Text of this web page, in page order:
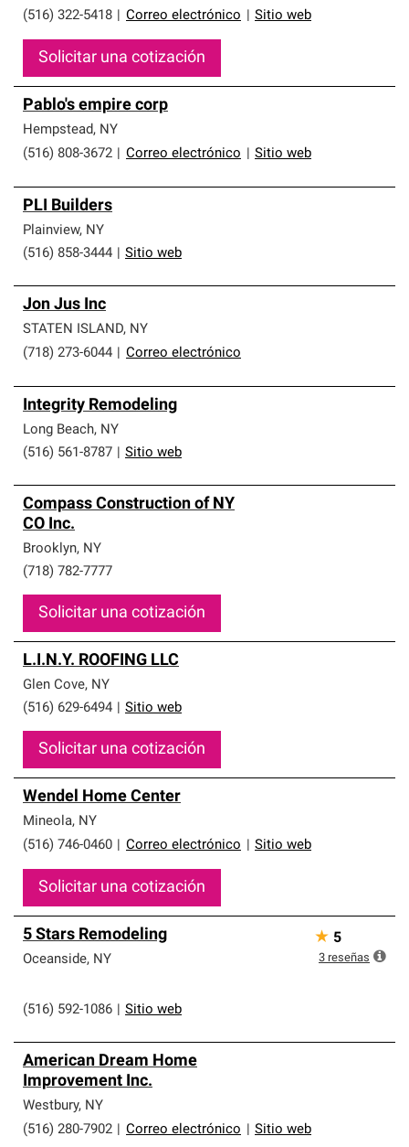
(516) 322-5418
Correo electrónico Sitio web
Solicitar una cotización
Pablo's empire corp
Hempstead, NY
(516) 808-3672
Correo electrónico Sitio web
PLI Builders
Plainview, NY
(516) 858-3444
Sitio web
Jon Jus Inc
STATEN ISLAND, NY
(718) 273-6044
Correo electrónico
Integrity Remodeling
Long Beach, NY
(516) 561-8787
Sitio web
Compass Construction of NY
CO Inc.
Brooklyn, NY
(718) 782-7777
Solicitar una cotización
L.I.N.Y. ROOFING LLC
Glen Cove, NY
(516) 629-6494
Sitio web
Solicitar una cotización
Wendel Home Center
Mineola, NY
(516) 746-0460
Correo electrónico Sitio web
Solicitar una cotización
5 Stars Remodeling
Oceanside, NY
(516) 592-1086 Sitio web
★ 5
3 reseñas
American Dream Home
Improvement Inc.
Westbury, NY
(516) 280-7902
Correo electrónico Sitio web